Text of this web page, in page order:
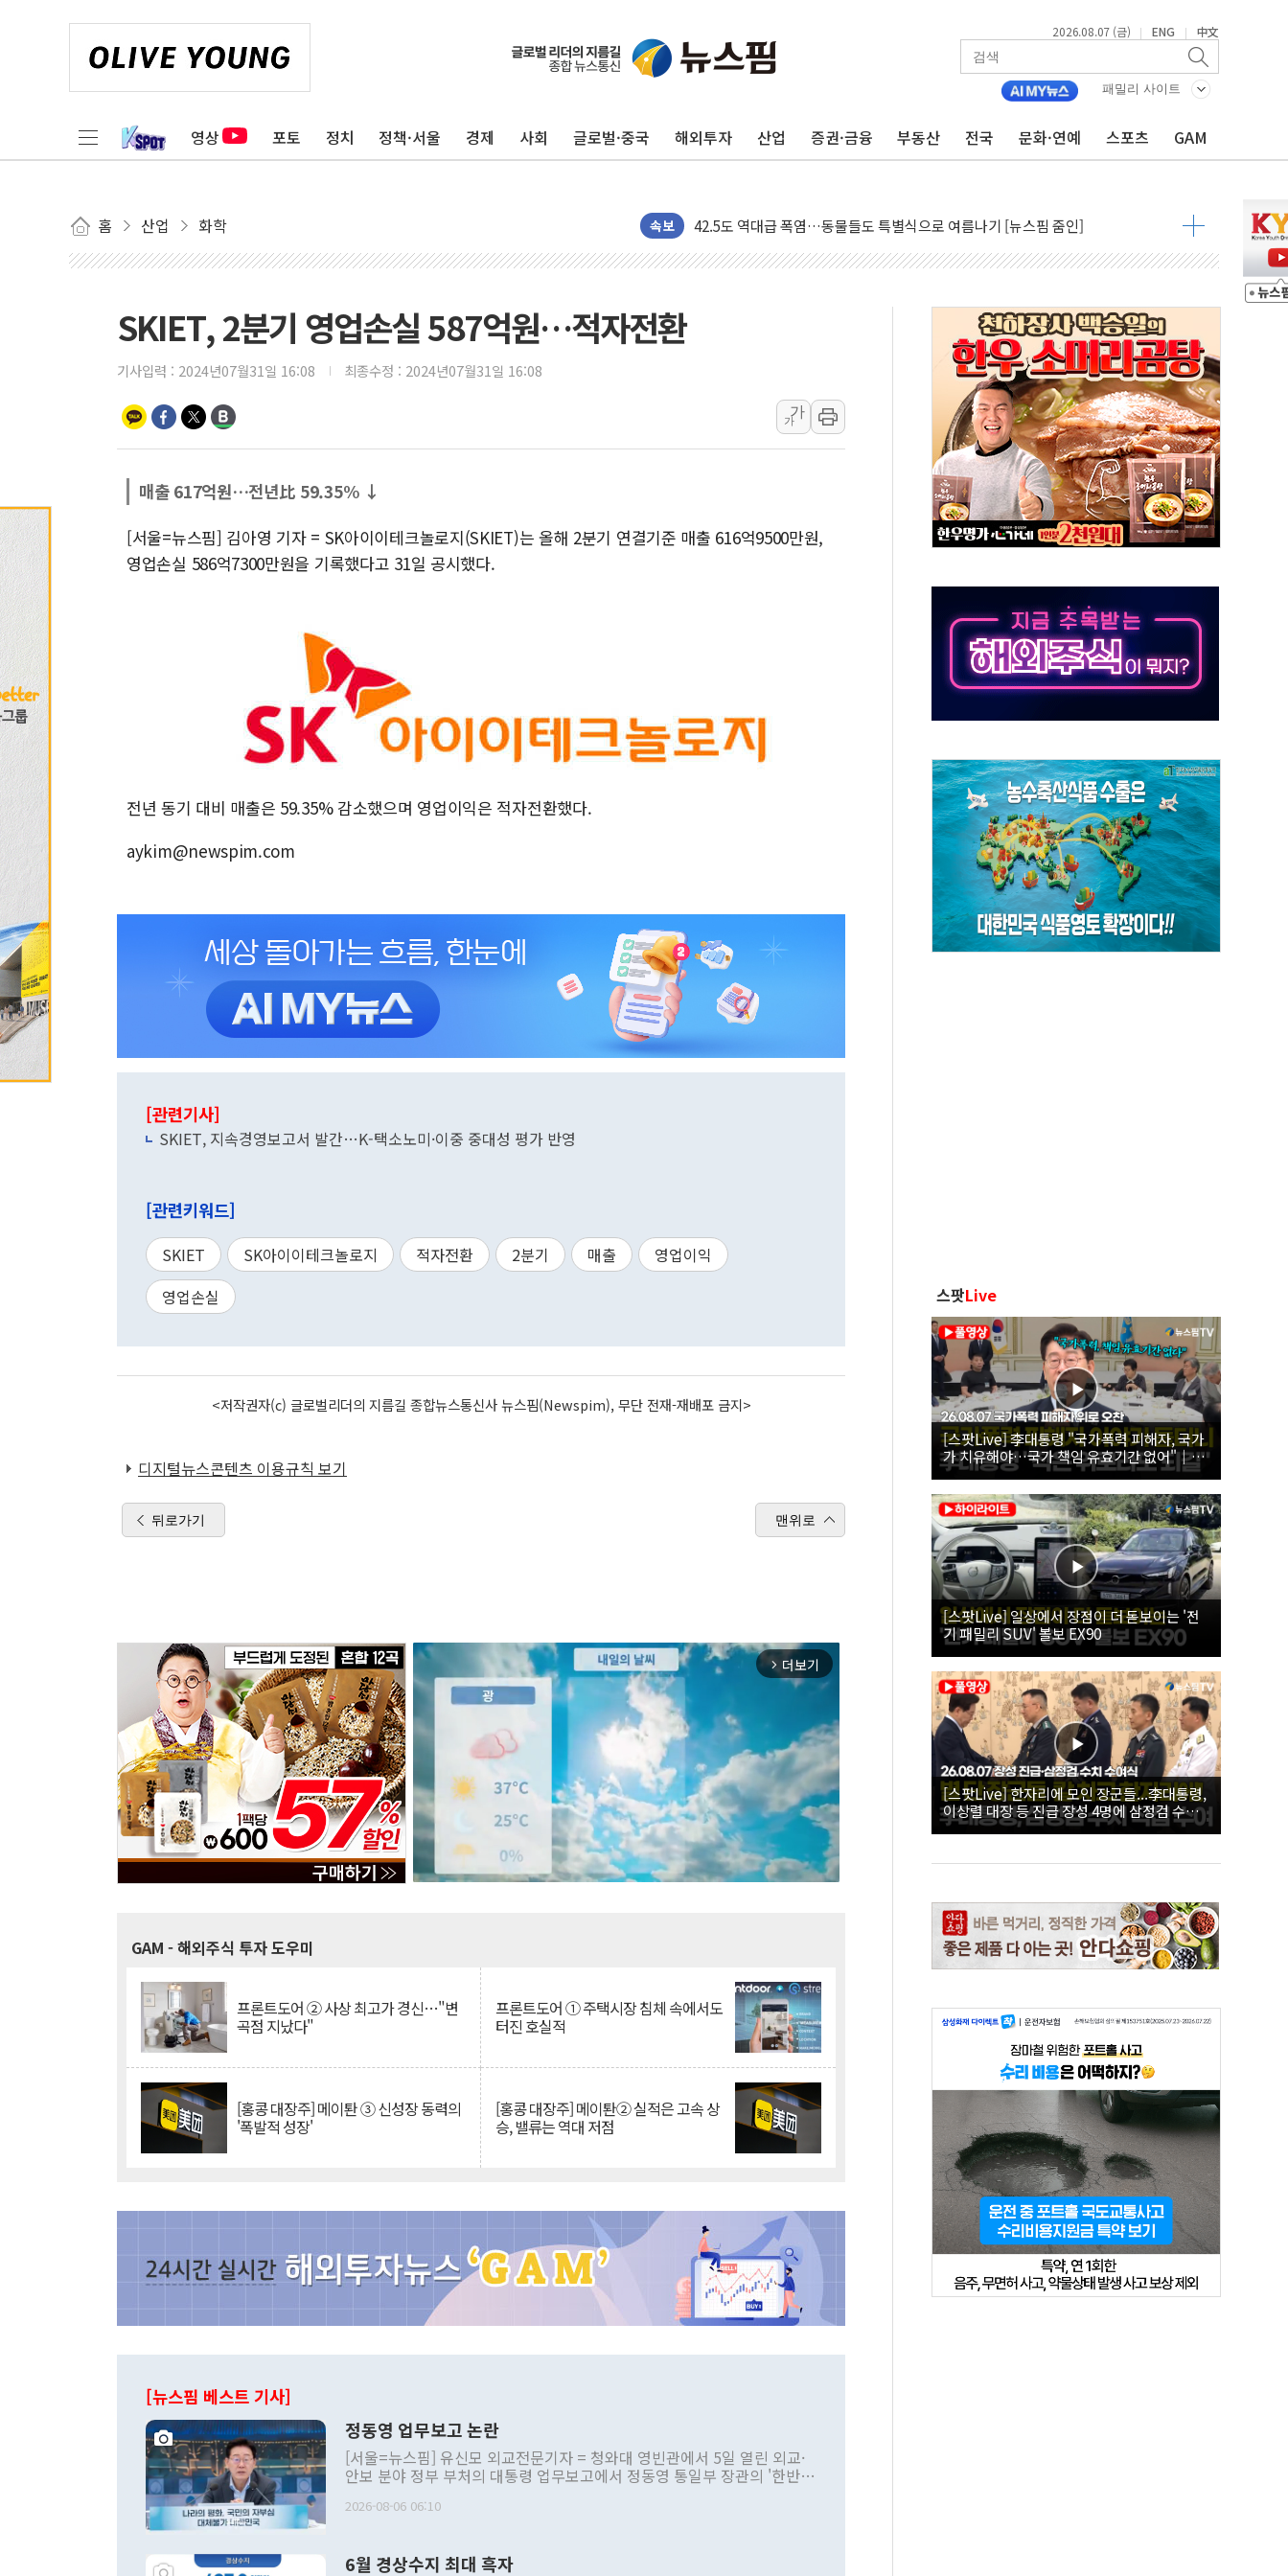
2026.08.07 (금) | ENG | 中文
패밀리 사이트
영상 포토 정치 정책·서울 경제 사회 글로벌·중국 해외투자 산업 증권·금융 부동산 전국 문화·연예 스포츠 GAM
홈 산업 화학 속보
'찜통더위'에 전력수요 역대 최고치 경신…한낮 총수요 104.3GW 기록
42.5도 역대급 폭염…동물들도 특별식으로 여름나기 [뉴스핌 줌인]
경찰, 9월부터 '가족 사건' 못 맡는다…상피제 실시
태국 학교서 중학생 총기 난사...최소 7명 사망
40.2도 찍은 서울 등 폭염중대경보 해제…누적 온열질환자 2872명
"文정부 악몽 재현 안돼"...李 부동산 세제안에 與 내부서 '총선·대선 직격탄' 우려
신세계사이먼 '대구 프리미엄 아울렛' 건립 '본궤도'
李대통령, 호우 피해 경북 안동·의성 특별재난지역 선포
'변기 수리' 집주인에게 흉기 휘두른 30대 세입자…경찰, 현행범 체포
프롬바이오, 10일 거래 재개…"재무구조 개편"
NH농협생명, 농작업 중 온열질환 보장…폭염기 신속 보상 강화
보로노이, 폐암 치료제 'VRN11' 캐나다 IND 신청
푸본현대생명, 육군 3군단과 군 장병 금융교육·전역 지원 협약
교보생명, '교보K-맞춤건강보험' 6개월 배타적사용권 획득
벼랑 끝 선 '동전주' 무더기 상폐 위기…관리종목 우려 지정예고 총 63개
SKIET, 2분기 영업손실 587억원…적자전환
기사입력 : 2024년07월31일 16:08 최종수정 : 2024년07월31일 16:08
가
가
매출 617억원…전년比 59.35% ↓
[서울=뉴스핌] 김아영 기자 = SK아이이테크놀로지(SKIET)는 올해 2분기 연결기준 매출 616억9500만원,
영업손실 586억7300만원을 기록했다고 31일 공시했다.
전년 동기 대비 매출은 59.35% 감소했으며 영업이익은 적자전환했다.
aykim@newspim.com
[관련기사]
SKIET, 지속경영보고서 발간…K-택소노미·이중 중대성 평가 반영
[관련키워드]
SKIET SK아이이테크놀로지 적자전환 2분기 매출
영업이익
영업손실
<저작권자(c) 글로벌리더의 지름길 종합뉴스통신사 뉴스핌(Newspim), 무단 전재-재배포 금지>
디지털뉴스콘텐츠 이용규칙 보기
뒤로가기 맨위로
arrow_forward_ios 더보기
GAM - 해외주식 투자 도우미
프론트도어 ② 사상 최고가 경신…"변
곡점 지났다"
프론트도어 ① 주택시장 침체 속에서도
터진 호실적
[홍콩 대장주] 메이퇀 ③ 신성장 동력의
'폭발적 성장'
[홍콩 대장주] 메이퇀② 실적은 고속 상
승, 밸류는 역대 저점
[뉴스핌 베스트 기사]
정동영 업무보고 논란
[서울=뉴스핌] 유신모 외교전문기자 = 청와대 영빈관에서 5일 열린 외교·
안보 분야 정부 부처의 대통령 업무보고에서 정동영 통일부 장관의 '한반도
발언 중에는 정부 내 조율을 거치지 않은 사안을 정책으로 추진하겠다고 공
주의적 희망에 근거한 비현실적 구상'이라는 비판을 내놨다. 그동안 정 장
2026-08-06 06:10
6월 경상수지 최대 흑자
스팟Live
[스팟Live] 李대통령 "국가폭력 피해자, 국가
가 치유해야…국가 책임 유효기간 없어"｜
26.08.07 국가폭력 피해자 위로 오찬
[스팟Live] 일상에서 장점이 더 돋보이는 '전
기 패밀리 SUV' 볼보 EX90
[스팟Live] 한자리에 모인 장군들...李대통령,
이상렬 대장 등 진급 장성 4명에 삼정검 수치
직접 수여｜26.08.07 장성 진급·삼정검 수치